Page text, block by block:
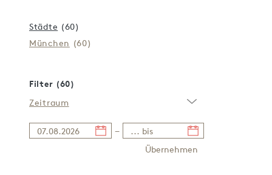
Städte (60)
München (60)
Filter (60)
Zeitraum
−
Übernehmen